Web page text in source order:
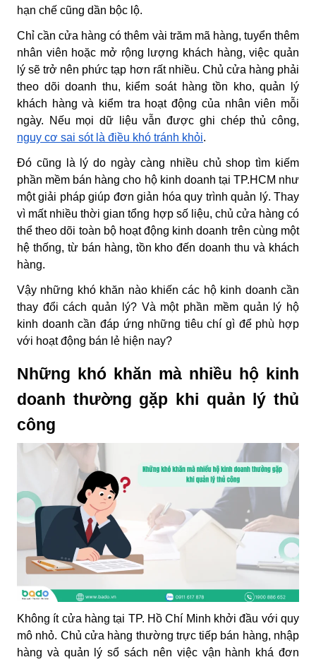
hạn chế cũng dần bộc lộ.
Chỉ cần cửa hàng có thêm vài trăm mã hàng, tuyển thêm
nhân viên hoặc mở rộng lượng khách hàng, việc quản
lý sẽ trở nên phức tạp hơn rất nhiều. Chủ cửa hàng phải
theo dõi doanh thu, kiểm soát hàng tồn kho, quản lý
khách hàng và kiểm tra hoạt động của nhân viên mỗi
ngày. Nếu mọi dữ liệu vẫn được ghi chép thủ công,
nguy cơ sai sót là điều khó tránh khỏi.
Đó cũng là lý do ngày càng nhiều chủ shop tìm kiếm
phần mềm bán hàng cho hộ kinh doanh tại TP.HCM như
một giải pháp giúp đơn giản hóa quy trình quản lý. Thay
vì mất nhiều thời gian tổng hợp số liệu, chủ cửa hàng có
thể theo dõi toàn bộ hoạt động kinh doanh trên cùng một
hệ thống, từ bán hàng, tồn kho đến doanh thu và khách
hàng.
Vậy những khó khăn nào khiến các hộ kinh doanh cần
thay đổi cách quản lý? Và một phần mềm quản lý hộ
kinh doanh cần đáp ứng những tiêu chí gì để phù hợp
với hoạt động bán lẻ hiện nay?
Những khó khăn mà nhiều hộ kinh
doanh thường gặp khi quản lý thủ
công
Không ít cửa hàng tại TP. Hồ Chí Minh khởi đầu với quy
mô nhỏ. Chủ cửa hàng thường trực tiếp bán hàng, nhập
hàng và quản lý sổ sách nên việc vận hành khá đơn